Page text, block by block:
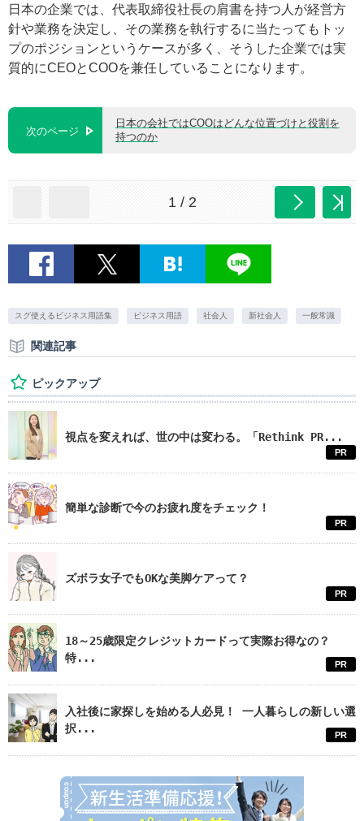
日本の企業では、代表取締役社長の肩書を持つ人が経営方
針や業務を決定し、その業務を執行するに当たってもトッ
プのポジションというケースが多く、そうした企業では実
質的にCEOとCOOを兼任していることになります。
次のページ
日本の会社ではCOOはどんな位置づけと役割を
持つのか
1 / 2
スグ使えるビジネス用語集 ビジネス用語 社会人 新社会人 一般常識
関連記事
ピックアップ
視点を変えれば、世の中は変わる。「Rethink PR...
PR
簡単な診断で今のお疲れ度をチェック！
PR
ズボラ女子でもOKな美脚ケアって？
PR
18～25歳限定クレジットカードって実際お得なの？
特...
PR
入社後に家探しを始める人必見！ 一人暮らしの新しい選
択...
PR